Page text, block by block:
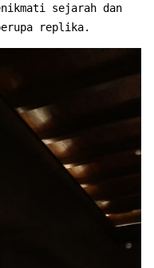
sejarah dan
replika.